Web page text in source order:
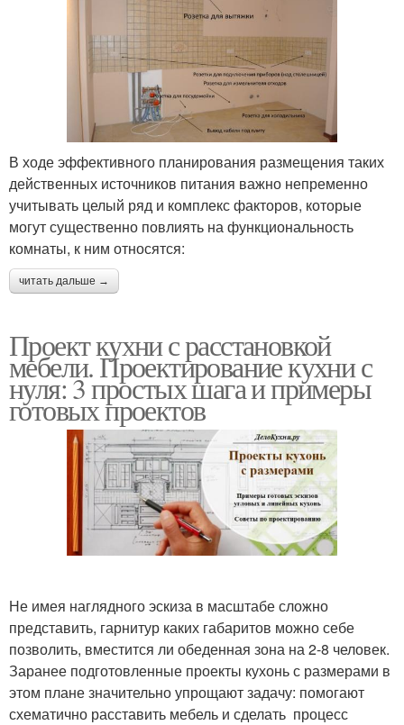
В ходе эффективного планирования размещения таких
действенных источников питания важно непременно
учитывать целый ряд и комплекс факторов, которые
могут существенно повлиять на функциональность
комнаты, к ним относятся:
читать дальше →
Проект кухни с расстановкой
мебели. Проектирование кухни с
нуля: 3 простых шага и примеры
готовых проектов
Не имея наглядного эскиза в масштабе сложно
представить, гарнитур каких габаритов можно себе
позволить, вместится ли обеденная зона на 2-8 человек.
Заранее подготовленные проекты кухонь с размерами в
этом плане значительно упрощают задачу: помогают
схематично расставить мебель и сделать процесс